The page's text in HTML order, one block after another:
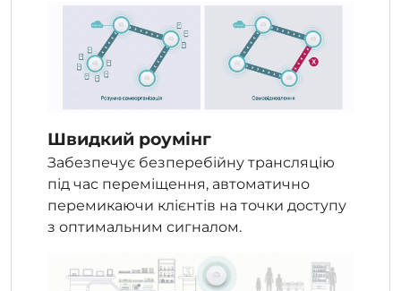
Швидкий роумінг
Забезпечує безперебійну трансляцію
під час переміщення, автоматично
перемикаючи клієнтів на точки доступу
з оптимальним сигналом.